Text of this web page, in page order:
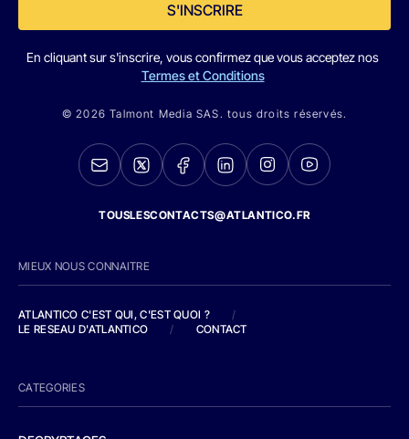
S'INSCRIRE
En cliquant sur s'inscrire, vous confirmez que vous acceptez nos
Termes et Conditions
© 2026 Talmont Media SAS. tous droits réservés.
TOUSLESCONTACTS@ATLANTICO.FR
MIEUX NOUS CONNAITRE
ATLANTICO C'EST QUI, C'EST QUOI ?
/
LE RESEAU D'ATLANTICO
/ CONTACT
CATEGORIES